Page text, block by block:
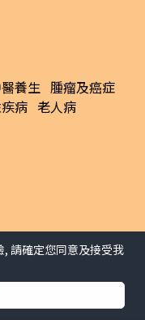
養生 腫瘤及癌症
病 老人病
請確定您同意及接受我